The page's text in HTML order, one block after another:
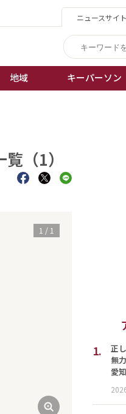
ニュースサイト
地域 キーパーソン
（1）
1 / 1
1.
正
無
愛